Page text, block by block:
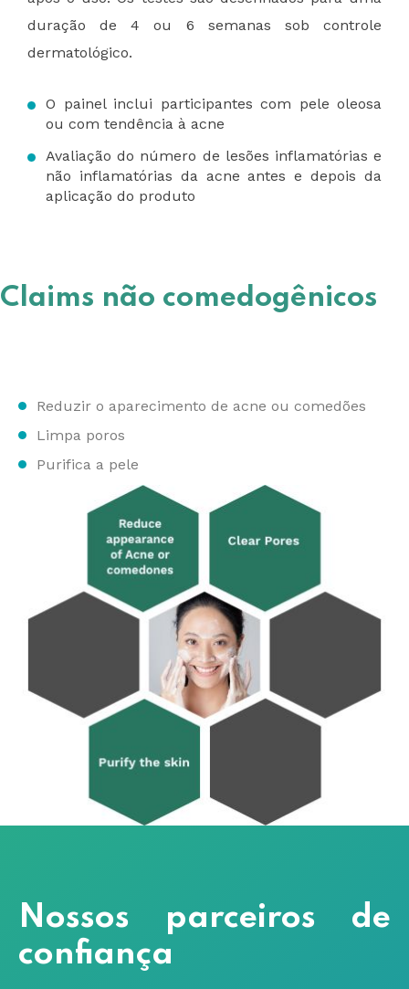
duração de 4 ou 6 semanas sob controle
dermatológico.
O painel inclui participantes com pele oleosa
ou com tendência à acne
Avaliação do número de lesões inflamatórias e
não inflamatórias da acne antes e depois da
aplicação do produto
Claims não comedogênicos
Reduzir o aparecimento de acne ou comedões
Limpa poros
Purifica a pele
Nossos parceiros de
confiança